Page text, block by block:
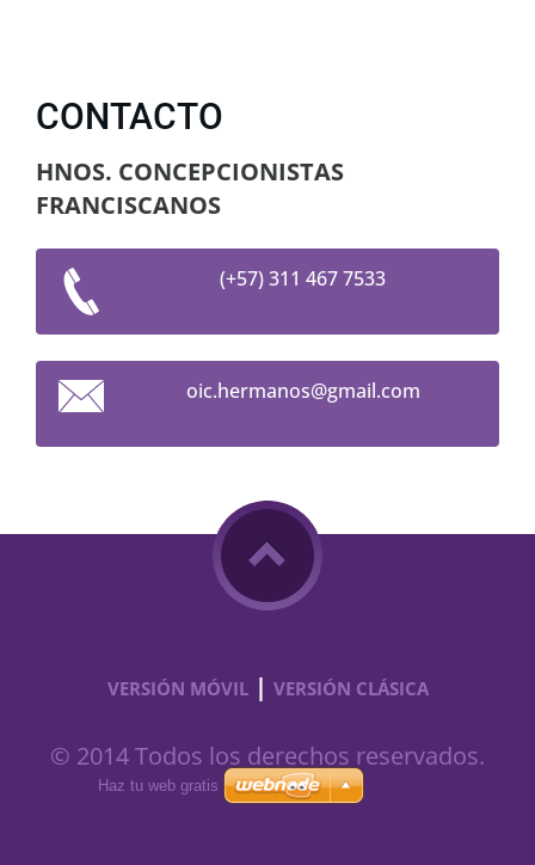
CONTACTO
HNOS. CONCEPCIONISTAS
FRANCISCANOS
(+57) 311 467 7533
oic.hermanos@gmail.com
VERSIÓN MÓVIL | VERSIÓN CLÁSICA
© 2014 Todos los derechos reservados.
Haz tu web gratis